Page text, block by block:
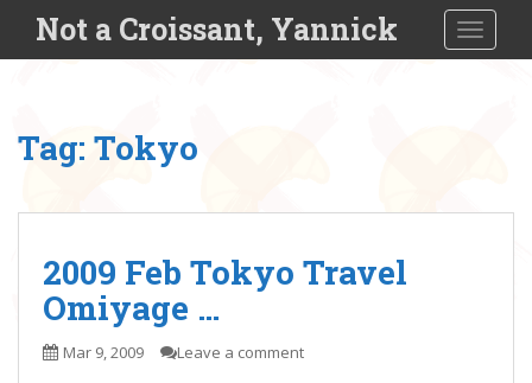
i
Not a Croissant, Yannick
Tag: Tokyo
2009 Feb Tokyo Travel
Omiyage …
Mar 9, 2009 Leave a comment